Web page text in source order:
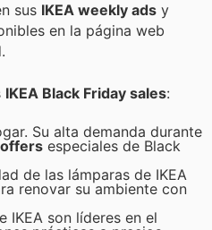
sus IKEA weekly ads y
en la página web
IKEA Black Friday sales:
Su alta demanda durante
offers especiales de Black
de las lámparas de IKEA
renovar su ambiente con
IKEA son líderes en el